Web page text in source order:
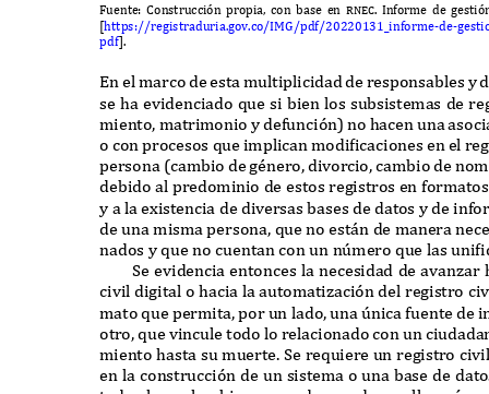
Fuente: Construcción propia,con base en rnec. Informe de gestió
[https://registraduria.gov.co/IMG/pdf/20220131_informe-de-
pdf].
En el marco de esta multiplicidad de responsables y
se ha evidenciado que si bien los subsistemas de
miento, matrimonio y defunción)no hacen una
o con procesos que implican modificaciones en el
persona (cambio de género,divorcio,cambio de
debido al predominio de estos registros enf
y a la existencia de diversas bases de datos y de inf
de una misma persona, que no están de manera
nados yque no cuentan con un número que las unifi
Se evidencia entonces la necesidad de
civil digital o hacia la automatización del registro
matoque permita,por un lado,unaúnicafuente de
otro, que vincule todo lo relacionado con un
miento hasta su muerte. Se requiere un registro
en la construcción de un sistema o una base de